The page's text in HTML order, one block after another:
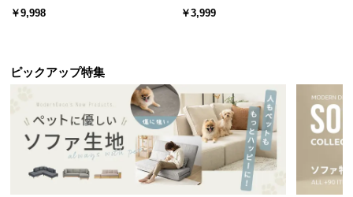
ード 木目/石目調 オープン収納・
引き出し収納付き
￥9,998
スチール 4段階高さ調節 サイドフ
ック オープンラック シンプル
￥3,999
ピックアップ特集